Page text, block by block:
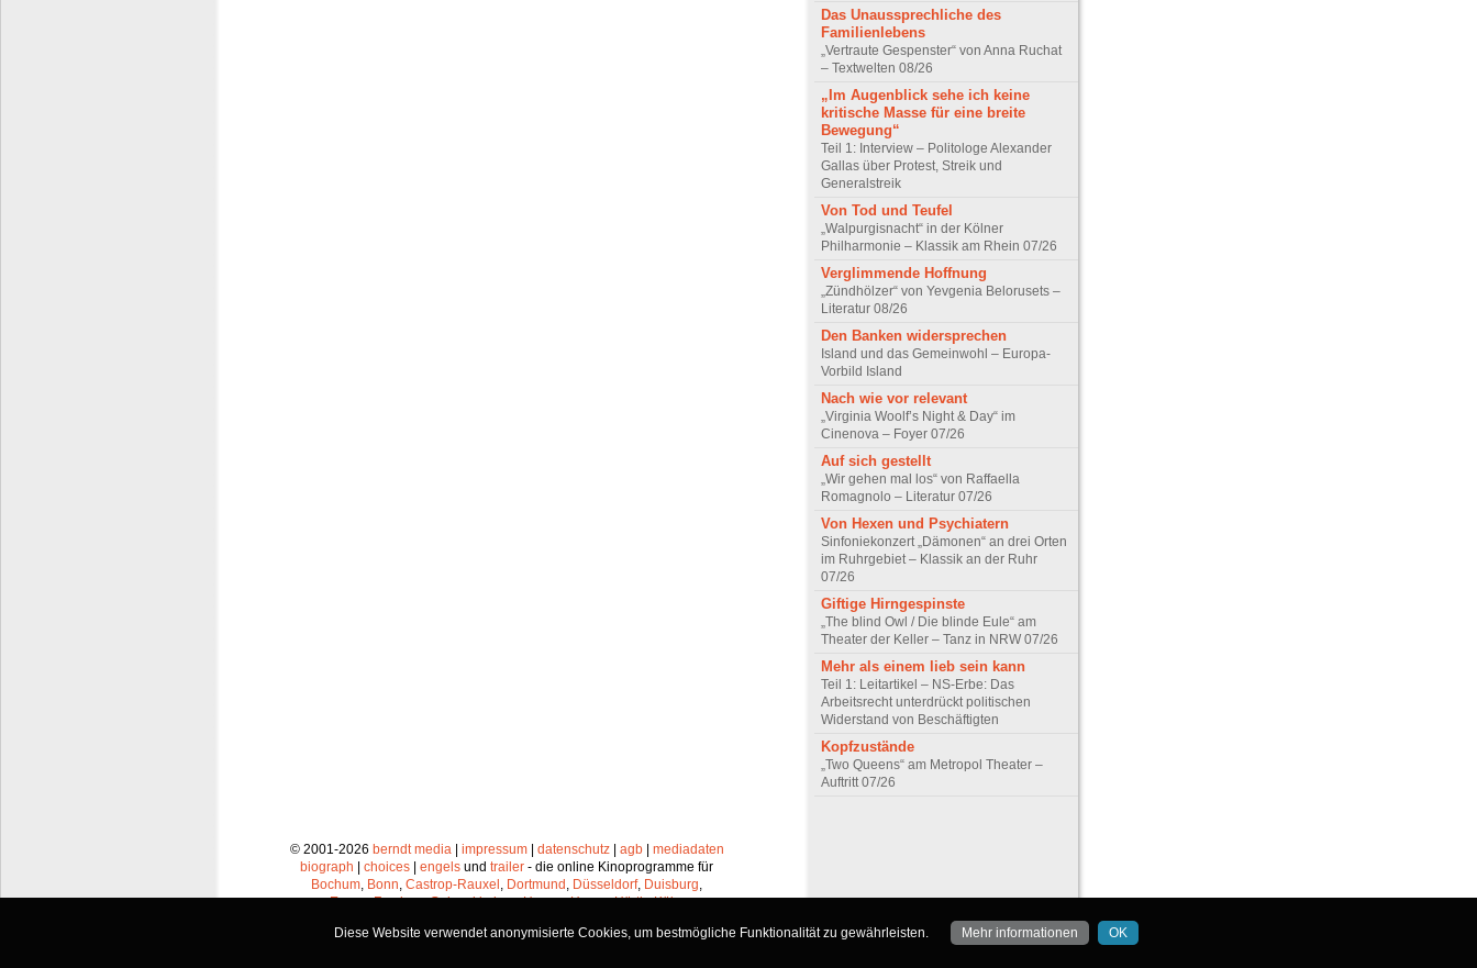
Das Unaussprechliche des
Familienlebens
„Vertraute Gespenster“ von Anna Ruchat
– Textwelten 08/26
„Im Augenblick sehe ich keine
kritische Masse für eine breite
Bewegung“
Teil 1: Interview – Politologe Alexander
Gallas über Protest, Streik und
Generalstreik
Von Tod und Teufel
„Walpurgisnacht“ in der Kölner
Philharmonie – Klassik am Rhein 07/26
Verglimmende Hoffnung
„Zündhölzer“ von Yevgenia Belorusets –
Literatur 08/26
Den Banken widersprechen
Island und das Gemeinwohl – Europa-
Vorbild Island
Nach wie vor relevant
„Virginia Woolf’s Night & Day“ im
Cinenova – Foyer 07/26
Auf sich gestellt
„Wir gehen mal los“ von Raffaella
Romagnolo – Literatur 07/26
Von Hexen und Psychiatern
Sinfoniekonzert „Dämonen“ an drei Orten
im Ruhrgebiet – Klassik an der Ruhr
07/26
Giftige Hirngespinste
„The blind Owl / Die blinde Eule“ am
Theater der Keller – Tanz in NRW 07/26
Mehr als einem lieb sein kann
Teil 1: Leitartikel – NS-Erbe: Das
Arbeitsrecht unterdrückt politischen
Widerstand von Beschäftigten
Kopfzustände
„Two Queens“ am Metropol Theater –
Auftritt 07/26
© 2001-2026 berndt media | impressum| datenschutz| agb| mediadaten
biograph | choices | engels und trailer - die online Kinoprogramme für
Bochum Bonn Castrop-Rauxel Dortmund Düsseldorf, Duisburg
Essen,Frechen,Gelsenkirchen,Hagen,Herne,Hürth,Köln,
Recklinghausen,SolingenundWuppertal
Diese Website verwendet anonymisierte Cookies, um bestmögliche Funktionalität zu gewährleisten. Mehr informationen OK